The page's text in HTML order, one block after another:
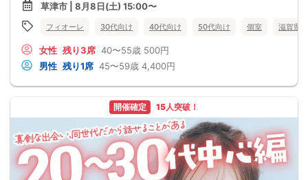
草津市 | 8月8日(土) 15:00〜
フィオーレ 30代向け 40代向け 50代向け 個室 滋賀県
女性 残り3席 40〜55歳 500円
男性 残り1席 45〜59歳 4,400円
開催確定 15人突破！